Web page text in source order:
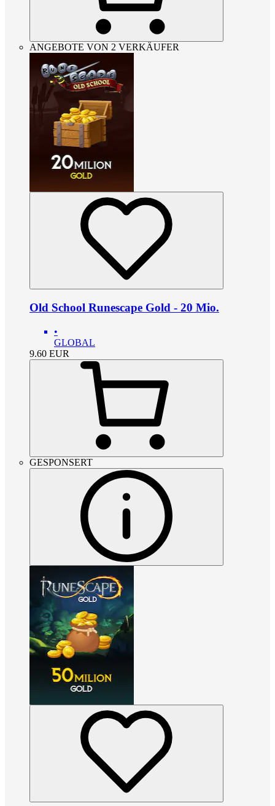
ANGEBOTE VON 2 VERKÄUFER
Old School Runescape Gold - 20 Mio.
•
GLOBAL
9.60 EUR
GESPONSERT